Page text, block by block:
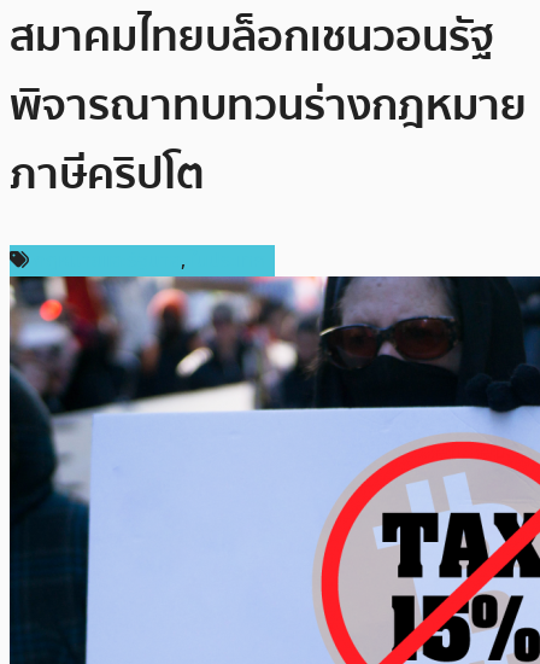
สมาคมไทยบล็อกเชนวอนรัฐ
พิจารณาทบทวนร่างกฎหมาย
ภาษีคริปโต
,